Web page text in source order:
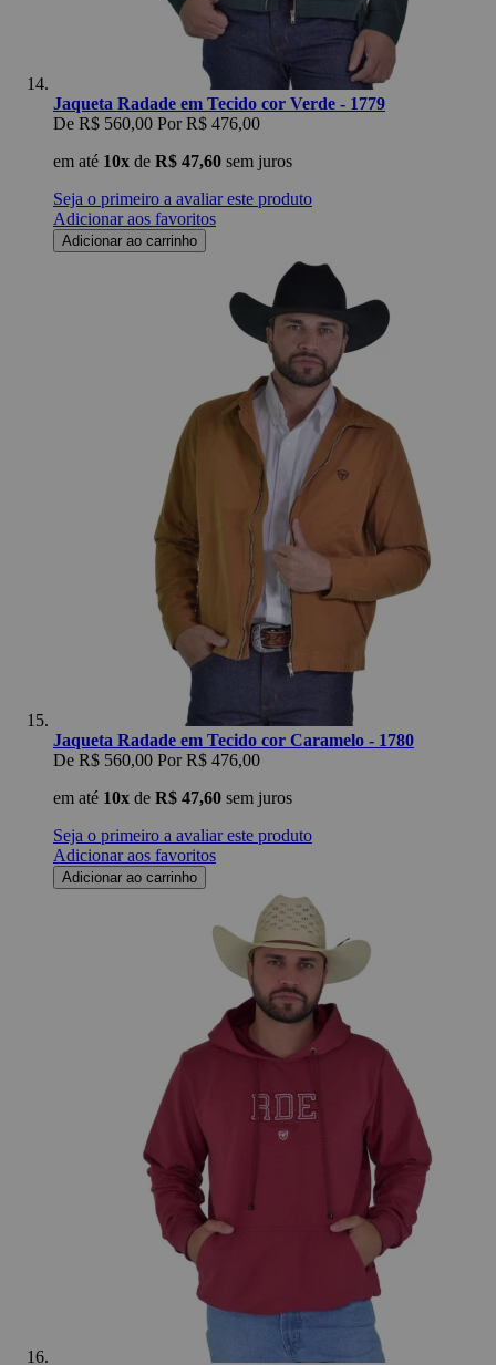
Jaqueta Radade em Tecido cor Verde - 1779
De R$ 560,00 Por R$ 476,00
em até 10x de R$ 47,60 sem juros
Seja o primeiro a avaliar este produto
Adicionar aos favoritos
Adicionar ao carrinho
Jaqueta Radade em Tecido cor Caramelo - 1780
De R$ 560,00 Por R$ 476,00
em até 10x de R$ 47,60 sem juros
Seja o primeiro a avaliar este produto
Adicionar aos favoritos
Adicionar ao carrinho